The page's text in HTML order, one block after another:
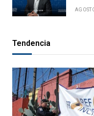
Tendencia